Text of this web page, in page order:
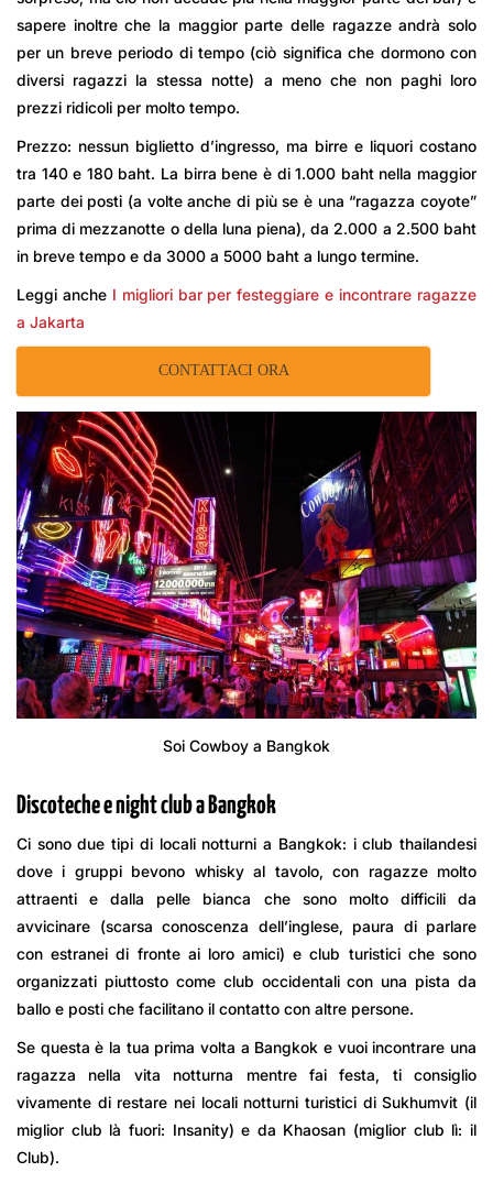
sapere inoltre che la maggior parte delle ragazze andrà solo
per un breve periodo di tempo (ciò significa che dormono con
diversi ragazzi la stessa notte) a meno che non paghi loro
prezzi ridicoli per molto tempo.
Prezzo: nessun biglietto d’ingresso, ma birre e liquori costano
tra 140 e 180 baht. La birra bene è di 1.000 baht nella maggior
parte dei posti (a volte anche di più se è una “ragazza coyote”
prima di mezzanotte o della luna piena), da 2.000 a 2.500 baht
in breve tempo e da 3000 a 5000 baht a lungo termine.
Leggi anche I migliori bar per festeggiare e incontrare ragazze
a Jakarta
CONTATTACI ORA
Soi Cowboy a Bangkok
Discoteche e night club a Bangkok
Ci sono due tipi di locali notturni a Bangkok: i club thailandesi
dove i gruppi bevono whisky al tavolo, con ragazze molto
attraenti e dalla pelle bianca che sono molto difficili da
avvicinare (scarsa conoscenza dell’inglese, paura di parlare
con estranei di fronte ai loro amici) e club turistici che sono
organizzati piuttosto come club occidentali con una pista da
ballo e posti che facilitano il contatto con altre persone.
Se questa è la tua prima volta a Bangkok e vuoi incontrare una
ragazza nella vita notturna mentre fai festa, ti consiglio
vivamente di restare nei locali notturni turistici di Sukhumvit (il
miglior club là fuori: Insanity) e da Khaosan (miglior club lì: il
Club).